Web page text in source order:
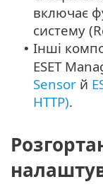
включає
систему (
• Інші
ESET
Sensor й
HTTP).